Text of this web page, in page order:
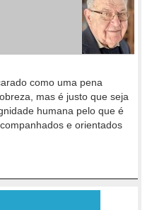
como uma pena
mas é justo que seja
humana pelo que é
e orientados